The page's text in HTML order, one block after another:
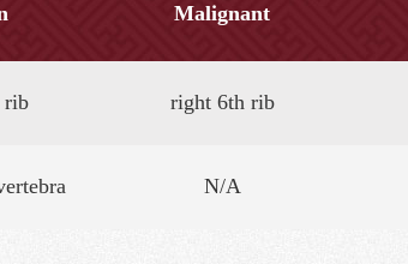
Malignant
rib right 6th rib
N/A